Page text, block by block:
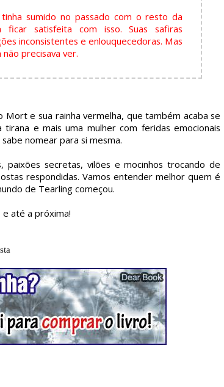
tinha sumido no passado com o resto da
ficar satisfeita com isso. Suas safiras
inconsistentes e enlouquecedoras. Mas
precisava ver.
Mort e sua rainha vermelha, que também acaba se
e mais uma mulher com feridas emocionais
nomear para si mesma.
paixões secretas, vilões e mocinhos trocando de
respondidas. Vamos entender melhor quem é
de Tearling começou.
e até a próxima!